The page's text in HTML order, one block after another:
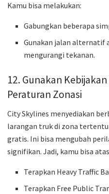
Kamu bisa melakukan:
Gabungkan beberapa
Gunakan jalan alternatif
mengurangi tekanan.
12. Gunakan
Peraturan Zonasi
City Skylines menyediakan
larangan truk di zona
gratis. Ini bisa mengubah
signifikan. Jadi, kamu bisa
Terapkan Heavy Traffic
Terapkan Free Public